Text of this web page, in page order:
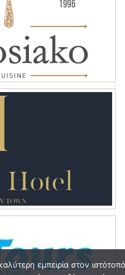
εμπειρία στον ιστότοπό